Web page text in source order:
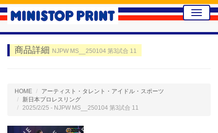
Toggle
商品詳細 NJPW MS__250104 第3試合 11
HOME
アーティスト・タレント・アイドル・スポーツ
新日本プロレスリング
2025/2/25 - NJPW MS__250104 第3試合 11